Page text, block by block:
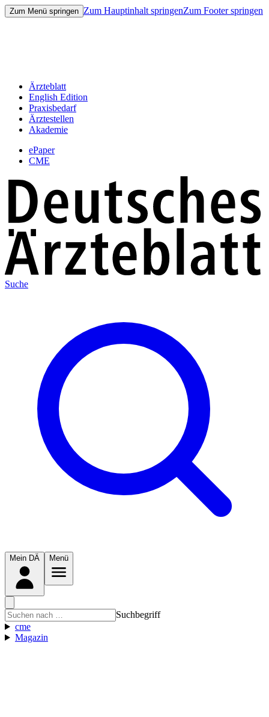
Zum Menü springen Zum Hauptinhalt springenZum Footer springen
Ärzteblatt
English Edition
Praxisbedarf
Ärztestellen
Akademie
ePaper
CME
Suche
Mein DÄ Menü
Suchbegriff
cme
Magazin